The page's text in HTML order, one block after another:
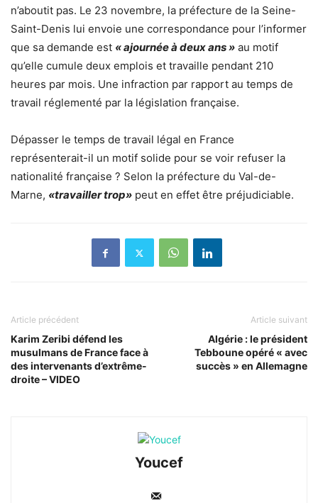
n’aboutit pas. Le 23 novembre, la préfecture de la Seine-
Saint-Denis lui envoie une correspondance pour l’informer
que sa demande est « ajournée à deux ans » au motif
qu’elle cumule deux emplois et travaille pendant 210
heures par mois. Une infraction par rapport au temps de
travail réglementé par la législation française.
Dépasser le temps de travail légal en France
représenterait-il un motif solide pour se voir refuser la
nationalité française ? Selon la préfecture du Val-de-
Marne, «travailler trop» peut en effet être préjudiciable.
Article précédent
Karim Zeribi défend les
musulmans de France face à
des intervenants d’extrême-
droite – VIDEO
Article suivant
Algérie : le président
Tebboune opéré « avec
succès » en Allemagne
Youcef